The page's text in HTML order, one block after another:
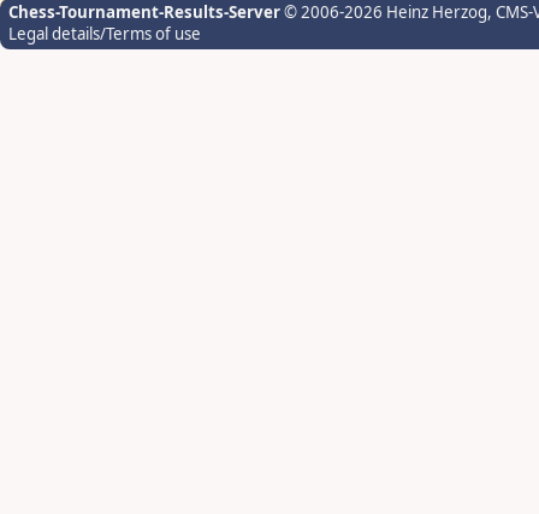
Chess-Tournament-Results-Server© 2006-2026 Heinz Herzog,
Legal details/Terms of use